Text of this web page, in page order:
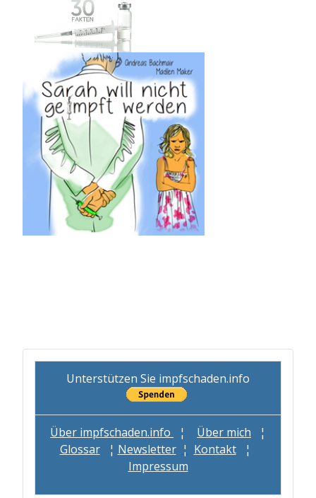
Unterstützen Sie impfschaden.info
Über impfschaden.info ¦ Über mich
¦
Glossar
¦ Newsletter ¦ Kontakt
¦
Impressum